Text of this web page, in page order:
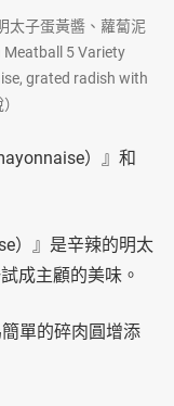
太子蛋黃醬、蘿蔔泥
Meatball 5 Variety
grated radish with
）』和
）』是辛辣的明太
成主顧的美味。
單的碎肉圓增添